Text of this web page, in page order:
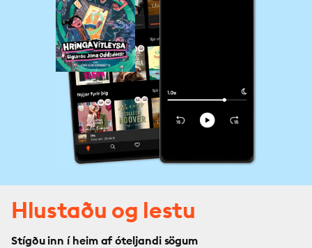
Hlustaðu og lestu
Stígðu inn í heim af óteljandi sögum